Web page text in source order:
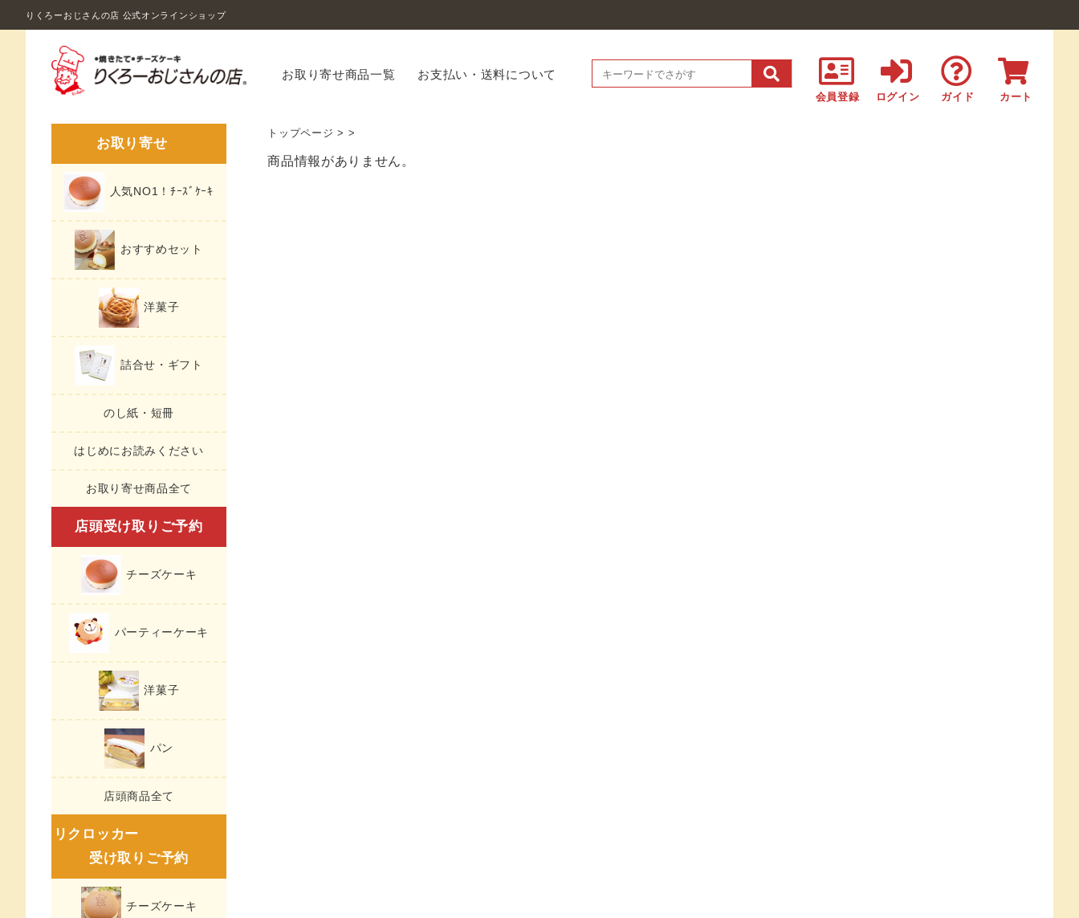
りくろーおじさんの店 公式オンラインショップ
会員登録 ログイン ガイド カート
お取り寄せ商品一覧 お支払い・送料について
お取り寄せ
人気NO1！ﾁｰｽﾞｹｰｷ
おすすめセット
洋菓子
詰合せ・ギフト
のし紙・短冊
はじめにお読みください
お取り寄せ商品全て
店頭受け取りご予約
チーズケーキ
パーティーケーキ
洋菓子
パン
店頭商品全て
リクロッカー
受け取りご予約
チーズケーキ
トップページ > >
商品情報がありません。